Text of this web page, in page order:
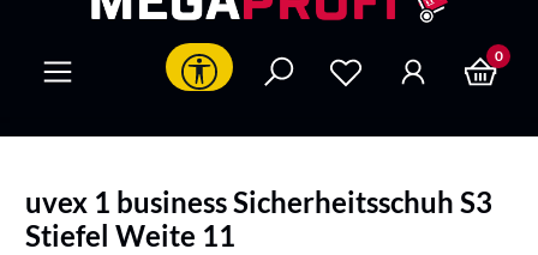
Werkzeugleiste anzeigen 0
uvex 1 business Sicherheitsschuh S3
Stiefel Weite 11